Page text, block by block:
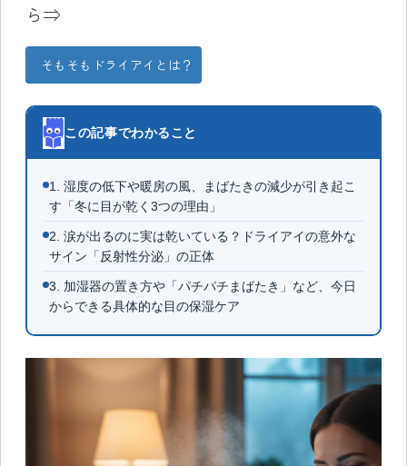
ら⇒
そもそもドライアイとは？
この記事でわかること
1. 湿度の低下や暖房の風、まばたきの減少が引き起こ
す「冬に目が乾く3つの理由」
2. 涙が出るのに実は乾いている？ドライアイの意外な
サイン「反射性分泌」の正体
3. 加湿器の置き方や「パチパチまばたき」など、今日
からできる具体的な目の保湿ケア